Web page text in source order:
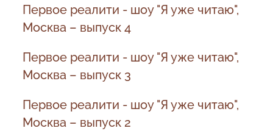
Первое реалити - шоу "Я уже читаю",
Москва – выпуск 4
Первое реалити - шоу "Я уже читаю",
Москва – выпуск 3
Первое реалити - шоу "Я уже читаю",
Москва – выпуск 2